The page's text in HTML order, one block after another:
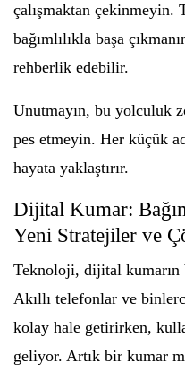
çalışmaktan çekinmeyin.
bağımlılıkla başa
rehberlik edebilir.
Unutmayın, bu yolculuk
pes etmeyin. Her küçük
hayata yaklaştırır.
Dijital Kumar:
Yeni Stratejiler ve
Teknoloji, dijital kumarın
Akıllı telefonlar ve
kolay hale getirirken,
geliyor. Artık bir kumar